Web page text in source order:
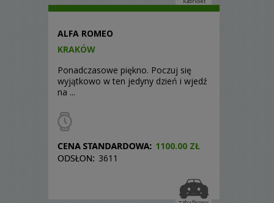
ALFA ROMEO
KRAKÓW
Ponadczasowe piękno. Poczuj się
wyjątkowo w ten jedyny dzień i wjedź
na ...
1100.00 ZŁ
3611